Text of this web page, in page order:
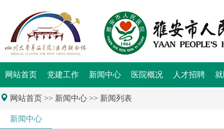
网站首页 党建工作 新闻中心 医院概况 人才招聘
网站首页 >> 新闻中心 >> 新闻列表
新闻中心